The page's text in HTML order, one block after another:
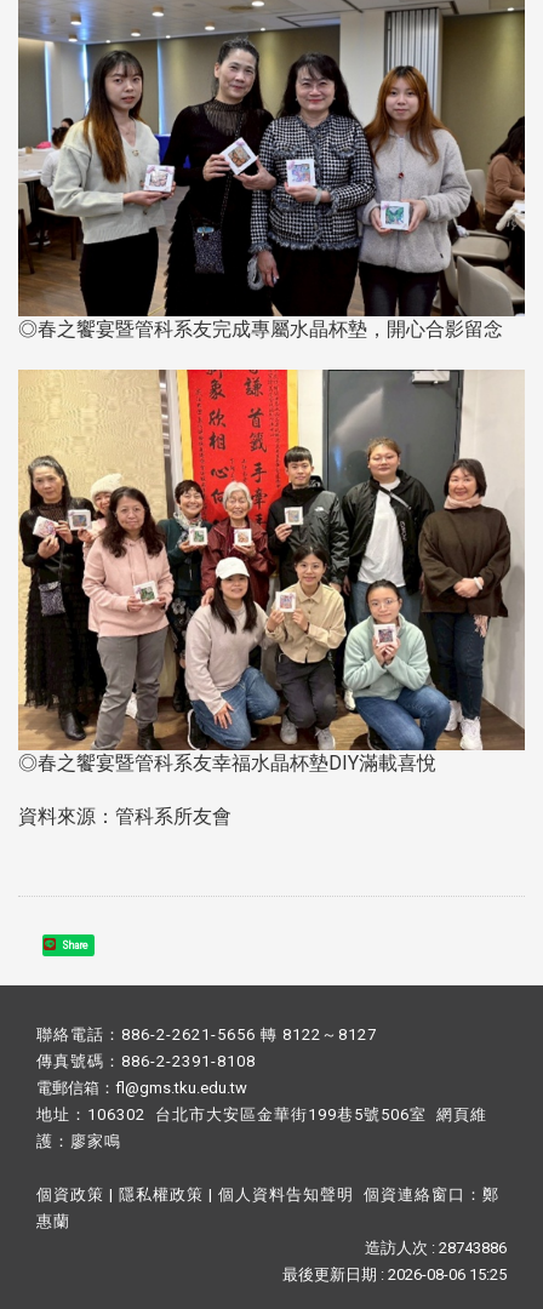
◎春之饗宴暨管科系友完成專屬水晶杯墊，開心合影留念
◎春之饗宴暨管科系友幸福水晶杯墊DIY滿載喜悅
資料來源：管科系所友會
Share
聯絡電話：886-2-2621-5656 轉 8122～8127
傳真號碼：886-2-2391-8108
電郵信箱：fl@gms.tku.edu.tw
地址：106302 台北市大安區金華街199巷5號506室 網頁維
護： 廖家鳴​
個資政策 | 隱私權政策 | 個人資料告知聲明 個資連絡窗口： 鄭
惠蘭
造訪人次 : 28743886
最後更新日期 :2026-08-06 15:25